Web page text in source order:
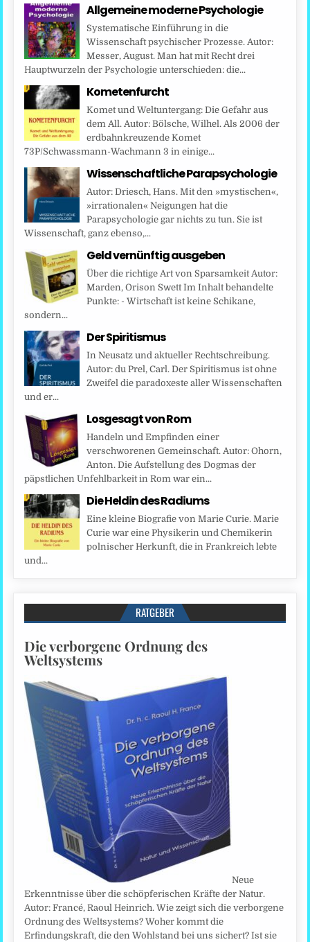
Allgemeine moderne Psychologie
Systematische Einführung in die
Wissenschaft psychischer Prozesse. Autor:
Messer, August. Man hat mit Recht drei
Hauptwurzeln der Psychologie unterschieden: die...
Kometenfurcht
Komet und Weltuntergang: Die Gefahr aus
dem All. Autor: Bölsche, Wilhel. Als 2006 der
erdbahnkreuzende Komet
73P/Schwassmann-Wachmann 3 in einige...
Wissenschaftliche Parapsychologie
Autor: Driesch, Hans. Mit den »mystischen«,
»irrationalen« Neigungen hat die
Parapsychologie gar nichts zu tun. Sie ist
Wissenschaft, ganz ebenso,...
Geld vernünftig ausgeben
Über die richtige Art von Sparsamkeit Autor:
Marden, Orison Swett Im Inhalt behandelte
Punkte: - Wirtschaft ist keine Schikane,
sondern...
Der Spiritismus
In Neusatz und aktueller Rechtschreibung.
Autor: du Prel, Carl. Der Spiritismus ist ohne
Zweifel die paradoxeste aller Wissenschaften
und er...
Losgesagt von Rom
Handeln und Empfinden einer
verschworenen Gemeinschaft. Autor: Ohorn,
Anton. Die Aufstellung des Dogmas der
päpstlichen Unfehlbarkeit in Rom war ein...
Die Heldin des Radiums
Eine kleine Biografie von Marie Curie. Marie
Curie war eine Physikerin und Chemikerin
polnischer Herkunft, die in Frankreich lebte
und...
RATGEBER
Die verborgene Ordnung des
Weltsystems
Neue
Erkenntnisse über die schöpferischen Kräfte der Natur.
Autor: Francé, Raoul Heinrich. Wie zeigt sich die verborgene
Ordnung des Weltsystems? Woher kommt die
Erfindungskraft, die den Wohlstand bei uns sichert? Ist sie